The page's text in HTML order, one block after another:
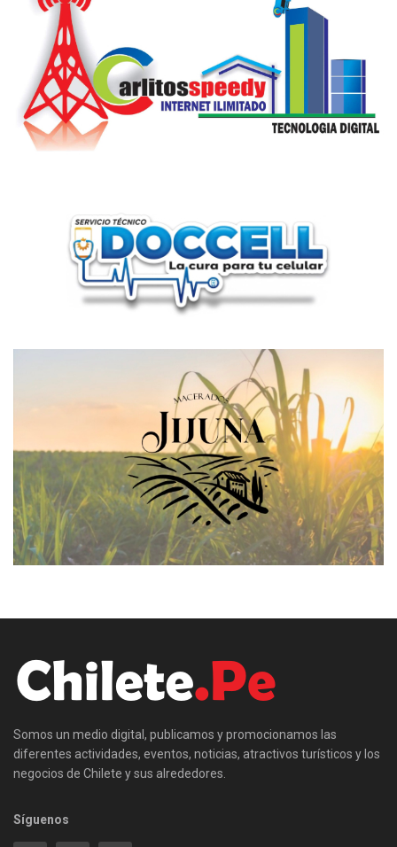
Somos un medio digital, publicamos y promocionamos las
diferentes actividades, eventos, noticias, atractivos turísticos y los
negocios de Chilete y sus alrededores.
Síguenos